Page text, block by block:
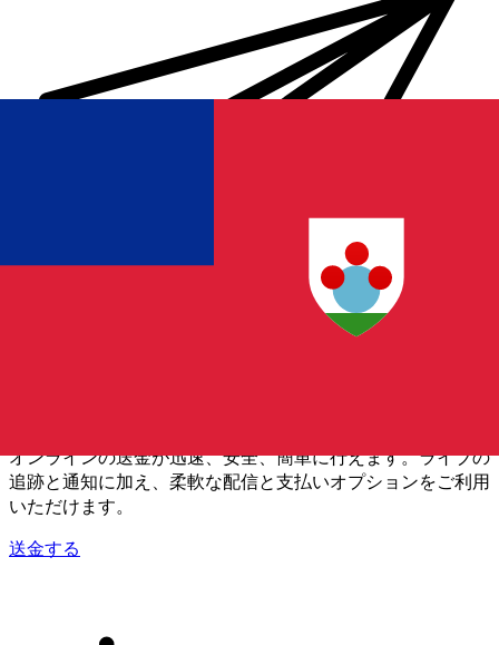
オンラインの送金が迅速、安全、簡単に行えます。ライブの
追跡と通知に加え、柔軟な配信と支払いオプションをご利用
いただけます。
送金する